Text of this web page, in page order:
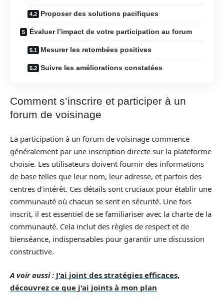
Proposer des solutions pacifiques
Évaluer l’impact de votre participation au forum
Mesurer les retombées positives
Suivre les améliorations constatées
Comment s’inscrire et participer à un
forum de voisinage
La participation à un forum de voisinage commence
généralement par une inscription directe sur la plateforme
choisie. Les utilisateurs doivent fournir des informations
de base telles que leur nom, leur adresse, et parfois des
centres d’intérêt. Ces détails sont cruciaux pour établir une
communauté où chacun se sent en sécurité. Une fois
inscrit, il est essentiel de se familiariser avec la charte de la
communauté. Cela inclut des règles de respect et de
bienséance, indispensables pour garantir une discussion
constructive.
A voir aussi : J'ai joint des stratégies efficaces,
découvrez ce que j'ai joints à mon plan